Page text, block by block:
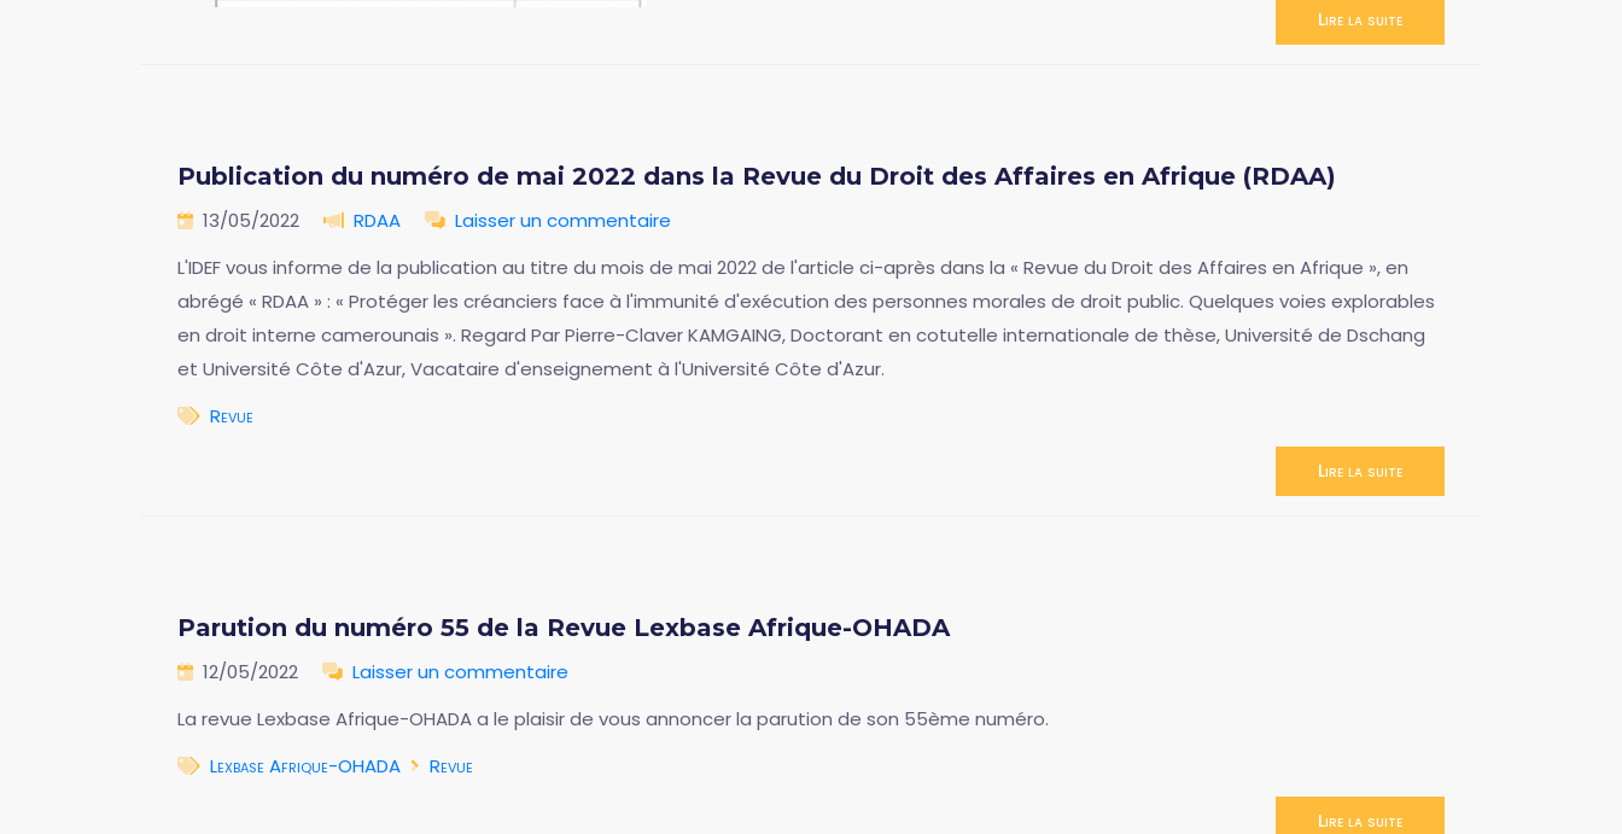
Lire la suite
Publication du numéro de mai 2022 dans la Revue du Droit des Affaires en Afrique (RDAA)
13/05/2022 RDAA
Laisser un commentaire
L'IDEF vous informe de la publication au titre du mois de mai 2022 de l'article ci-après dans la « Revue du Droit des Affaires en Afrique », en
abrégé « RDAA » : « Protéger les créanciers face à l'immunité d'exécution des personnes morales de droit public. Quelques voies explorables
en droit interne camerounais ». Regard Par Pierre-Claver KAMGAING, Doctorant en cotutelle internationale de thèse, Université de Dschang
et Université Côte d'Azur, Vacataire d'enseignement à l'Université Côte d'Azur.
Revue
Lire la suite
Parution du numéro 55 de la Revue Lexbase Afrique-OHADA
12/05/2022
Laisser un commentaire
La revue Lexbase Afrique-OHADA a le plaisir de vous annoncer la parution de son 55ème numéro.
Lexbase Afrique-OHADA
Revue
Lire la suite